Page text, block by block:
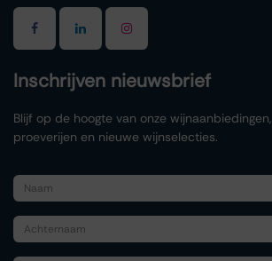
Inschrijven nieuwsbrief
Blijf op de hoogte van onze wijnaanbiedingen,
proeverijen en nieuwe wijnselecties.